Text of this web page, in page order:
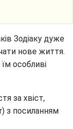
Зодіаку дуже
нове життя.
особливі
за хвіст,
з посиланням